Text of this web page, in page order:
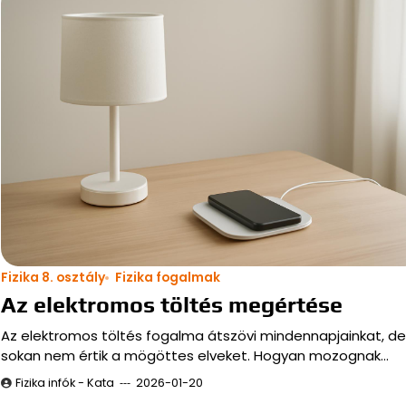
Fizika 8. osztály Fizika fogalmak
Az elektromos töltés megértése
Az elektromos töltés fogalma átszövi mindennapjainkat, de
sokan nem értik a mögöttes elveket. Hogyan mozognak…
Fizika infók - Kata 2026-01-20